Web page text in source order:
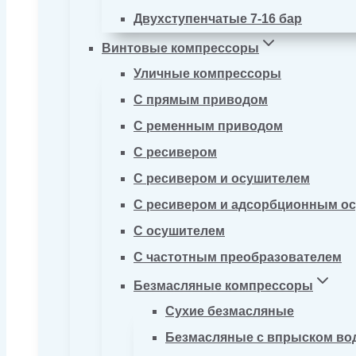
Двухступенчатые 7-16 бар
Винтовые компрессоры
Уличные компрессоры
С прямым приводом
С ременным приводом
С ресивером
С ресивером и осушителем
С ресивером и адсорбционным
С осушителем
С частотным преобразователем
Безмасляные компрессоры
Сухие безмасляные
Безмасляные с впрыском